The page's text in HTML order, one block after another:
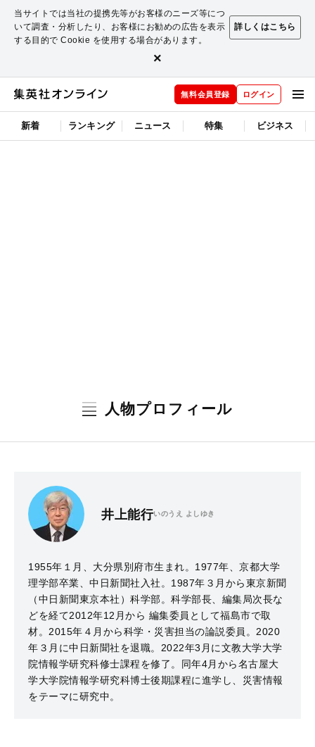
当サイトでは当社の提携先等がお客様のニーズ等につ
いて調査・分析したり、お客様にお勧めの広告を表示
する目的で Cookie を使用する場合があります。
詳しくはこちら
×
無料会員登録 ログイン
新着 ランキング ニュース 特集 ビジネス
人物プロフィール
井上能行いのうえ よしゆき
1955年１月、大分県別府市生まれ。1977年、京都大学
理学部卒業、中日新聞社入社。1987年３月から東京新聞
（中日新聞東京本社）科学部。科学部長、編集局次長な
どを経て2012年12月から 編集委員として福島市で取
材。2015年４月から科学・災害担当の論説委員。2020
年３月に中日新聞社を退職。2022年3月に文教大学大学
院情報学研究科修士課程を修了。同年4月から名古屋大
学大学院情報学研究科博士後期課程に進学し、災害情報
をテーマに研究中。